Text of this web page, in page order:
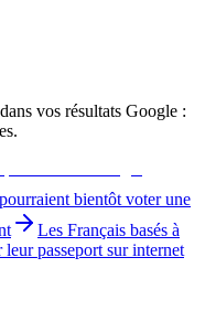
vos résultats Google :
bientôt voter une
Les Français basés à
passeport sur internet